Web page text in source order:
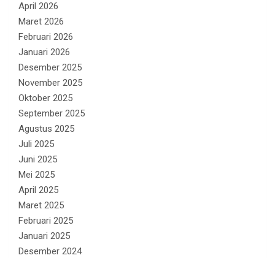
April 2026
Maret 2026
Februari 2026
Januari 2026
Desember 2025
November 2025
Oktober 2025
September 2025
Agustus 2025
Juli 2025
Juni 2025
Mei 2025
April 2025
Maret 2025
Februari 2025
Januari 2025
Desember 2024